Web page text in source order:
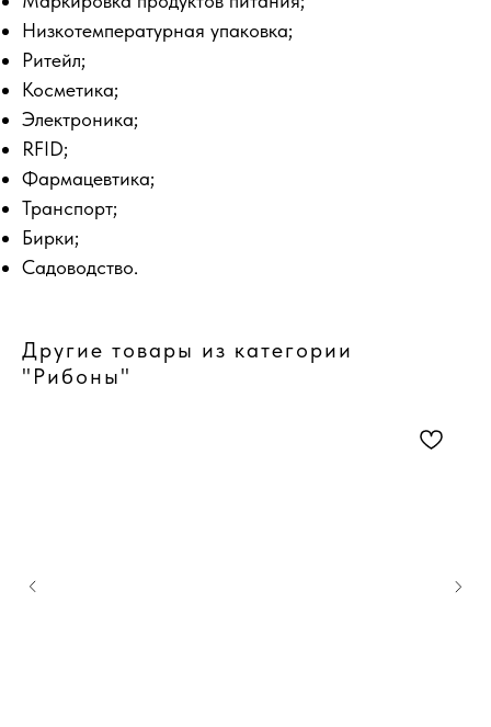
Низкотемпературная упаковка;
Ритейл;
Косметика;
Электроника;
RFID;
Фармацевтика;
Транспорт;
Бирки;
Садоводство.
Другие товары из категории
"Рибоны"